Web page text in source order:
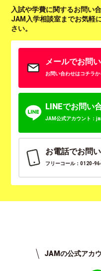
入試や学費に関するお問い
JAM入学相談室までお気軽
さい。
メールでお問
お問い合わせはコチラか
LINEでお問い
JAM公式アカウント：
お電話でお問
フリーコール：0120-
JAMの公式アカ